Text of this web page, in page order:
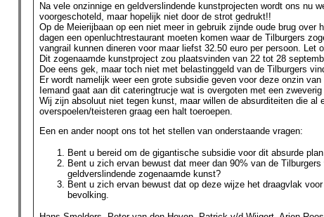
Na vele onzinnige en geldverslindende kunstprojecten wordt ons nu
voorgeschoteld, maar hopelijk niet door de strot gedrukt!!
Op de Meierijbaan op een niet meer in gebruik zijnde oude brug over
dagen een openluchtrestaurant moeten komen waar de Tilburgers
vangrail kunnen dineren voor maar liefst 32.50 euro per persoon. Let
Dit zogenaamde kunstproject zou plaatsvinden van 22 tot 28
Doe eens gek, maar toch niet met belastinggeld van de Tilburgers
Er wordt namelijk weer een grote subsidie geven voor deze onzin
Iemand gaat aan dit cateringtrucje wat is overgoten met een
Wij zijn absoluut niet tegen kunst, maar willen de absurditeiten die al
overspoelen/teisteren graag een halt toeroepen.
Een en ander noopt ons tot het stellen van onderstaande vragen:
Bent u bereid om de gigantische subsidie voor dit absurde
Bent u zich ervan bewust dat meer dan 90% van de
geldverslindende zogenaamde kunst?
Bent u zich ervan bewust dat op deze wijze het draagvlak
bevolking.